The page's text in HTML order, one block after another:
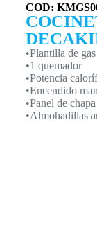
COD:
•Plantilla de gas
•1 quemador
•Potencia
•Encendido
•Panel de
•Almohadillas